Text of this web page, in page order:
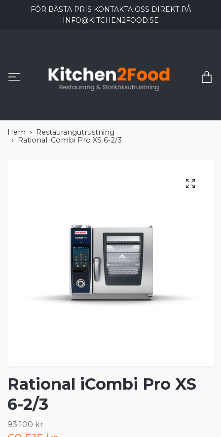
FÖR BÄSTA PRIS KONTAKTA OSS DIREKT PÅ
INFO@KITCHEN2FOOD.SE
Hem
Restaurangutrustning
Rational iCombi Pro XS 6-2/3
Rational iCombi Pro XS
6-2/3
93 100 kr